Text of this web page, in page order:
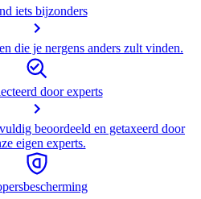
iets bijzonders
die je nergens anders zult vinden.
door experts
beoordeeld en getaxeerd door
eigen experts.